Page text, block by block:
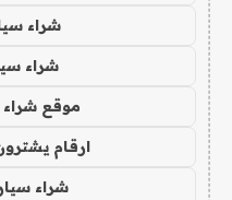
شراء
شراء
موقع
ارقام
شراء